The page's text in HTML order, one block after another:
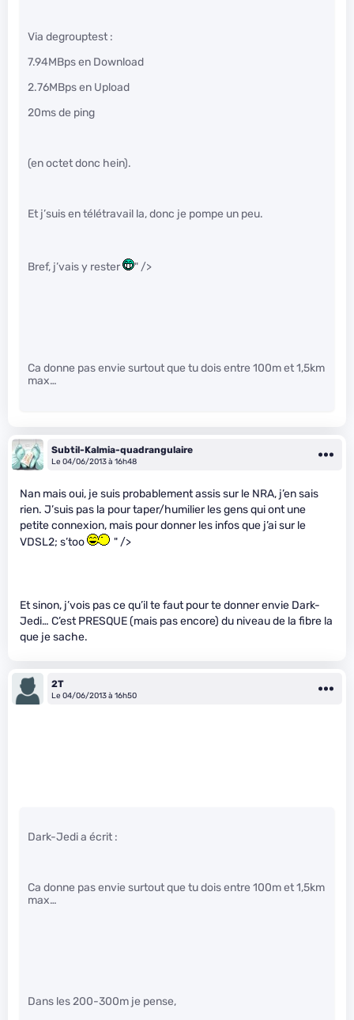
Via degrouptest :
7.94MBps en Download
2.76MBps en Upload
20ms de ping
(en octet donc hein).
Et j’suis en télétravail la, donc je pompe un peu.
Bref, j’vais y rester " />
Ca donne pas envie surtout que tu dois entre 100m et 1,5km
max…
Subtil-Kalmia-quadrangulaire
Le 04/06/2013 à 16h48
Nan mais oui, je suis probablement assis sur le NRA, j’en sais
rien. J’suis pas la pour taper/humilier les gens qui ont une
petite connexion, mais pour donner les infos que j’ai sur le
VDSL2; s’too
" />
Et sinon, j’vois pas ce qu’il te faut pour te donner envie Dark-
Jedi… C’est PRESQUE (mais pas encore) du niveau de la fibre la
que je sache.
2T
Le 04/06/2013 à 16h50
Dark-Jedi a écrit :
Ca donne pas envie surtout que tu dois entre 100m et 1,5km
max…
Dans les 200-300m je pense,